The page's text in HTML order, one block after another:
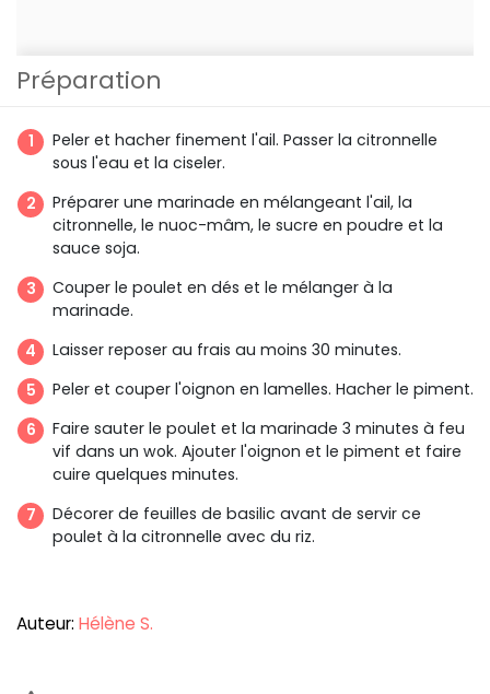
Préparation
Peler et hacher finement l'ail. Passer la citronnelle
sous l'eau et la ciseler.
Préparer une marinade en mélangeant l'ail, la
citronnelle, le nuoc-mâm, le sucre en poudre et la
sauce soja.
Couper le poulet en dés et le mélanger à la
marinade.
Laisser reposer au frais au moins 30 minutes.
Peler et couper l'oignon en lamelles. Hacher le piment.
Faire sauter le poulet et la marinade 3 minutes à feu
vif dans un wok. Ajouter l'oignon et le piment et faire
cuire quelques minutes.
Décorer de feuilles de basilic avant de servir ce
poulet à la citronnelle avec du riz.
Auteur: Hélène S.